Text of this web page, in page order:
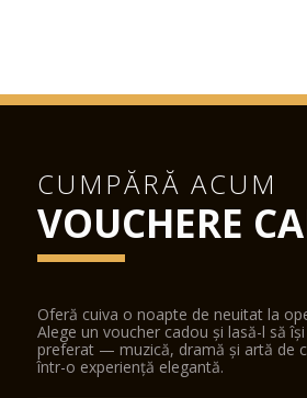
CUMPĂRĂ ACUM
VOUCHERE
Oferă cuiva o noapte de neuitat la
Alege un voucher cadou și lasă-l să
preferat — muzică, dramă și artă de
într-o experiență elegantă.